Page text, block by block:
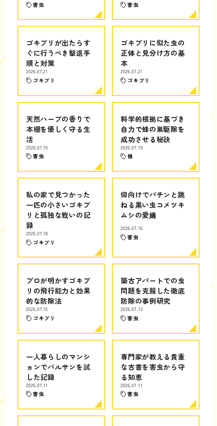
害虫 害虫
ゴキブリが出たらす
ぐに行うべき撃退手
順と対策
2026.07.21
ゴキブリ
ゴキブリに似た虫の
正体と見分け方の基
本
2026.07.21
ゴキブリ
天然ハーブの香りで
本棚を優しく守る生
活
2026.07.19
害虫
科学的根拠に基づき
自力で蜂の巣駆除を
成功させる秘訣
2026.07.19
蜂
私の家で見つかった
一匹の小さいゴキブ
リと孤独な戦いの記
録
2026.07.18
ゴキブリ
仰向けでパチンと跳
ねる黒い虫コメツキ
ムシの愛嬌
2026.07.16
害虫
プロが明かすゴキブ
リの飛行能力と効果
的な防除法
2026.07.15
ゴキブリ
築古アパートでの虫
問題を克服した徹底
防除の事例研究
2026.07.13
害虫
一人暮らしのマンシ
ョンでバルサンを試
した記録
2026.07.11
害虫
専門家が教える貴重
な古書を害虫から守
る知恵
2026.07.11
害虫